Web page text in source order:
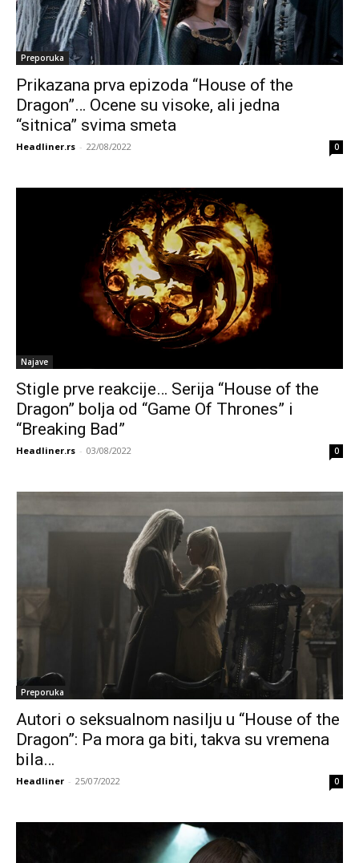
Preporuka
Prikazana prva epizoda “House of the
Dragon”… Ocene su visoke, ali jedna
“sitnica” svima smeta
Headliner.rs - 22/08/2022 0
Najave
Stigle prve reakcije… Serija “House of the
Dragon” bolja od “Game Of Thrones” i
“Breaking Bad”
Headliner.rs - 03/08/2022 0
Preporuka
Autori o seksualnom nasilju u “House of the
Dragon”: Pa mora ga biti, takva su vremena
bila…
Headliner - 25/07/2022 0